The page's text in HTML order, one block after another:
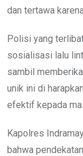
dan tertawa
Polisi yang
sosialisasi lalu
sambil
unik ini di
efektif kepada
Kapolres
bahwa